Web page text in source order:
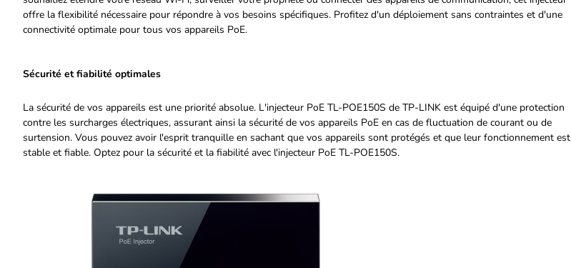
offre la flexibilité nécessaire pour répondre à vos besoins spécifiques. Profitez d'un déploiement sans contraintes et d'une
connectivité optimale pour tous vos appareils PoE.
Sécurité et fiabilité optimales
La sécurité de vos appareils est une priorité absolue. L'injecteur PoE TL-POE150S de TP-LINK est équipé d'une protection
contre les surcharges électriques, assurant ainsi la sécurité de vos appareils PoE en cas de fluctuation de courant ou de
surtension. Vous pouvez avoir l'esprit tranquille en sachant que vos appareils sont protégés et que leur fonctionnement est
stable et fiable. Optez pour la sécurité et la fiabilité avec l'injecteur PoE TL-POE150S.